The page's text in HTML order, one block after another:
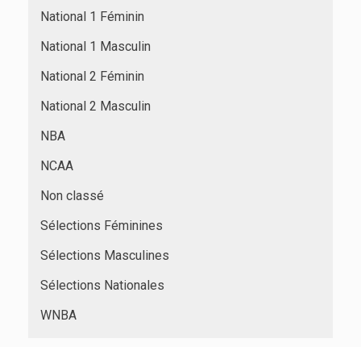
National 1 Féminin
National 1 Masculin
National 2 Féminin
National 2 Masculin
NBA
NCAA
Non classé
Sélections Féminines
Sélections Masculines
Sélections Nationales
WNBA